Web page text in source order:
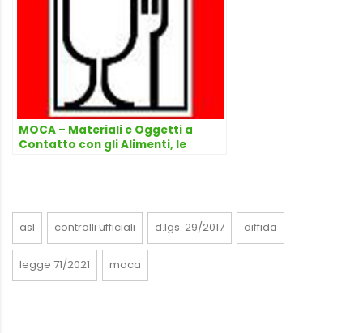
MOCA – Materiali e Oggetti a
Contatto con gli Alimenti, le
asl controlli ufficiali d.lgs. 29/2017 diffida
legge 71/2021 moca